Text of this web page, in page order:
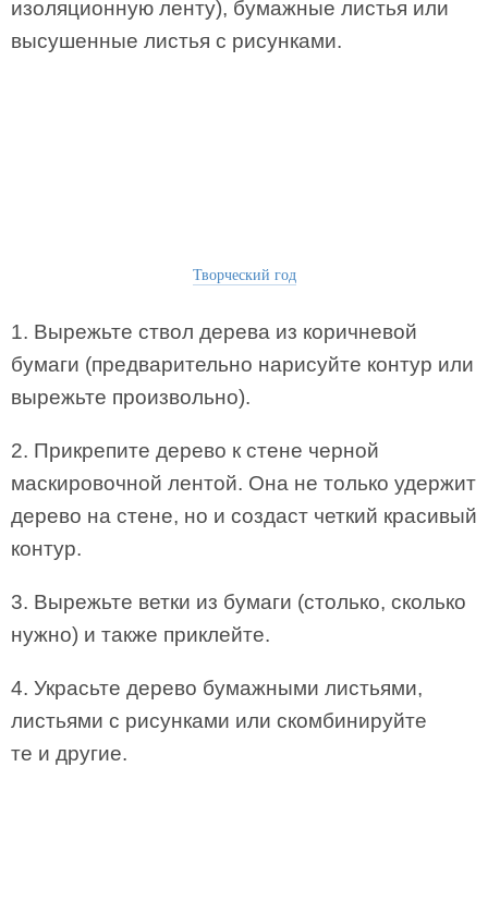
изоляционную ленту), бумажные листья или
высушенные листья с рисунками.
Творческий год
1. Вырежьте ствол дерева из коричневой
бумаги (предварительно нарисуйте контур или
вырежьте произвольно).
2. Прикрепите дерево к стене черной
маскировочной лентой. Она не только удержит
дерево на стене, но и создаст четкий красивый
контур.
3. Вырежьте ветки из бумаги (столько, сколько
нужно) и также приклейте.
4. Украсьте дерево бумажными листьями,
листьями с рисунками или скомбинируйте
те и другие.